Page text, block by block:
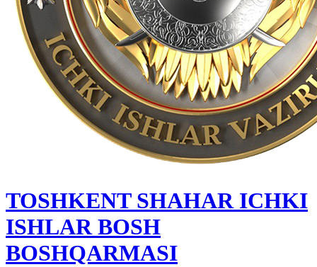
TOSHKENT SHAHAR IСHKI
ISHLAR BOSH
BOSHQARMASI